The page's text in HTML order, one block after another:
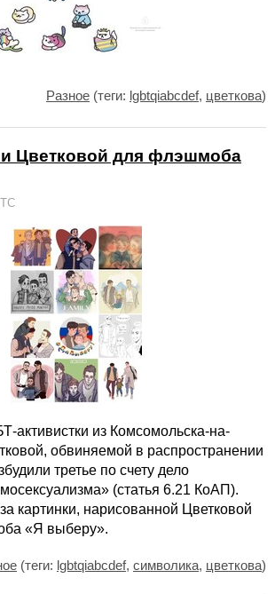
Разное (теги: lgbtqiabcdef, цветкова)
Цветковой для флэшмоба
активистки из Комсомольска-на-
обвиняемой в распространении
третье по счету дело
(статья 6.21 КоАП).
картинки, нарисованной Цветковой
«Я выберу».
(теги: lgbtqiabcdef, символика, цветкова)